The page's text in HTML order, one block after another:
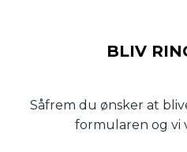
BLIV
Såfrem du ønsker at
formularen og vi